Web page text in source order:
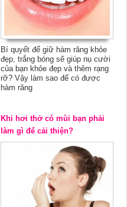
Bí quyết để giữ hàm răng khỏe
đẹp, trắng bóng sẽ giúp nụ cười
của bạn khỏe đẹp và thêm rạng
rỡ? Vậy làm sao để có được
hàm răng
Khi hơi thở có mùi bạn phải
làm gì để cải thiện?